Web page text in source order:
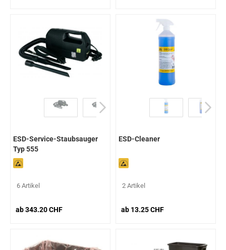
ESD-Service-Staubsauger
Typ 555
6 Artikel
ab 343.20 CHF
ESD-Cleaner
2 Artikel
ab 13.25 CHF